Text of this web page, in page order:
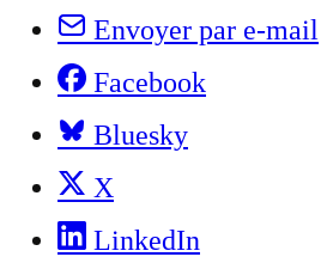
Envoyer par e-mail
Facebook
Bluesky
X
LinkedIn